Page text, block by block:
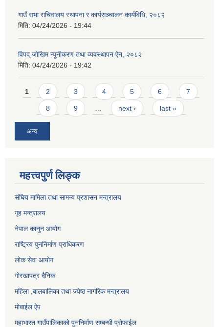
गाउँ सभा सचिवालय स्थापना र कार्यसञ्चालन कार्यविधि, २०८२
मिति: 04/24/2026 - 19:44
विपद् जोखिम न्यूनीकरण तथा व्यवस्थापन ऐन, २०८२
मिति: 04/24/2026 - 19:42
Pages
1 2 3 4 5 6 7
8 9 next › last »
अन्य
महत्त्वपुर्ण लिङ्क
संघिय मामिला तथा सामन्य प्रशासन मन्त्रालय
गृह मन्त्रालय
नेपाल कानुन आयोग
राष्ट्रिय पुननिर्माण प्राधिकरण
लोक सेवा आयोग
गोरखापत्र दैनिक
महिला ,बालबालिका तथा ज्येष्ठ नागरिक मन्त्रालय
मोबाईल ऐप
महाभारत गाउँपालिकाको पुननिर्माण सम्बन्धी प्रोफाईल